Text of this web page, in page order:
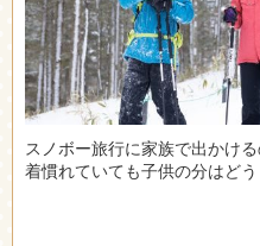
スノボー旅行に家族で出かけ
着慣れていても子供の分はど